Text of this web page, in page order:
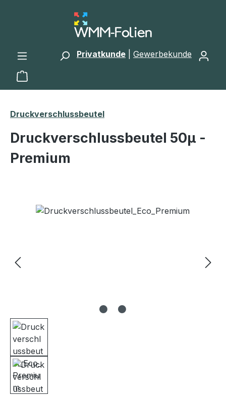
Zum Hauptinhalt springen
Privatkunde Gewerbekunde
Warenkorb enthält 0 Positionen. Der
Druckverschlussbeutel
Druckverschlussbeutel 50μ -
Premium
Bildergalerie überspringen